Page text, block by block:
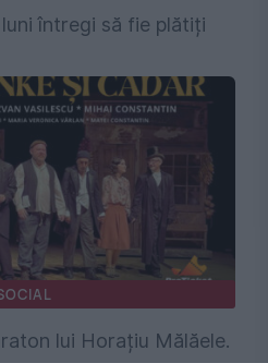
întregi să fie plătiți
lui Horațiu Mălăele.